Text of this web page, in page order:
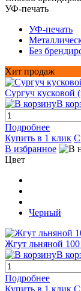
УФ-печать
УФ-печать
Без
Хит продаж
Сургуч кусковой
В
Подробнее
Купить в 1 клик
В избранное
Цвет
Черный
Жгут льняной
В
Подробнее